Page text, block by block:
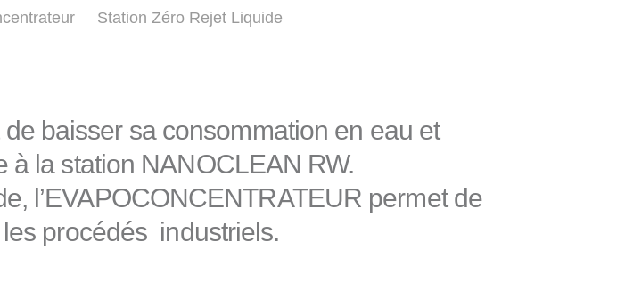
Station Zéro Rejet Liquide
baisser sa consommation en eau et
à la station NANOCLEAN RW.
l’EVAPOCONCENTRATEUR permet de
procédés industriels.